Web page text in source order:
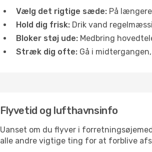
Vælg det rigtige sæde: På
Hold dig frisk: Drik vand
Bloker støj ude: Medbring
Stræk dig ofte: Gå i
Flyvetid og lufthavnsinfo
Uanset om du flyver i
alle andre vigtige ting for at forblive